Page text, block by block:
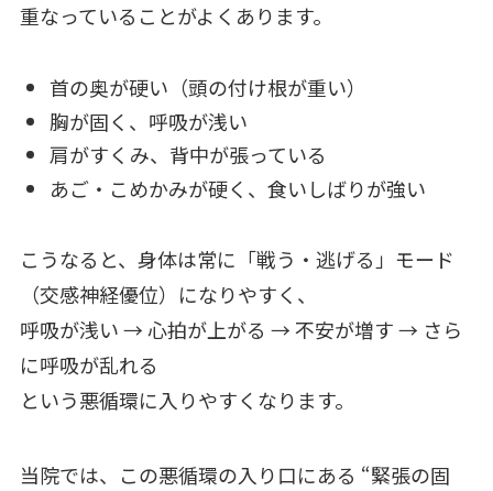
重なっていることがよくあります。
首の奥が硬い（頭の付け根が重い）
胸が固く、呼吸が浅い
肩がすくみ、背中が張っている
あご・こめかみが硬く、食いしばりが強い
こうなると、身体は常に「戦う・逃げる」モード
（交感神経優位）になりやすく、
呼吸が浅い → 心拍が上がる → 不安が増す → さら
に呼吸が乱れる
という悪循環に入りやすくなります。
当院では、この悪循環の入り口にある “緊張の固